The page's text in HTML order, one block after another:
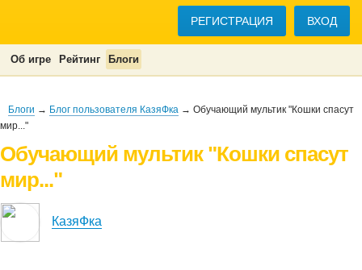
РЕГИСТРАЦИЯ ВХОД
Об игре Рейтинг Блоги
Блоги → Блог пользователя КазяФка → Обучающий мультик "Кошки спасут
мир..."
Обучающий мультик "Кошки спасут
мир..."
КазяФка